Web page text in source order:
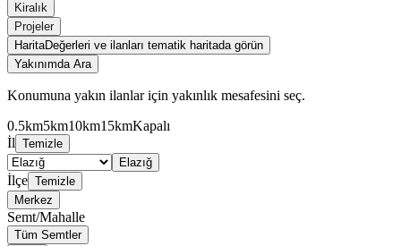
Kiralık
Projeler
HaritaDeğerleri ve ilanları tematik haritada görün
Yakınımda Ara
Konumuna yakın ilanlar için yakınlık mesafesini seç.
0.5km5km10km15kmKapalı
İl Temizle
Elazığ
İlçe Temizle
Merkez
Semt/Mahalle
Tüm Semtler